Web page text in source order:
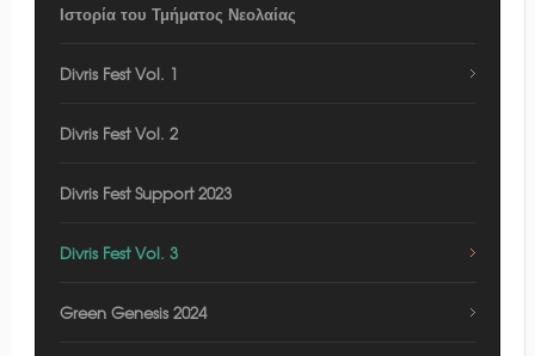
Ιστορία του Τμήματος Νεολαίας
Divris Fest Vol. 1
Divris Fest Vol. 2
Divris Fest Support 2023
Divris Fest Vol. 3
Green Genesis 2024